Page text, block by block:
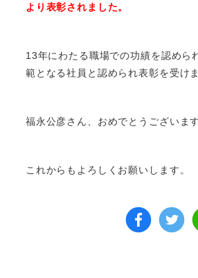
より表彰されました。
13年にわたる職場での功績を認めら
範となる社員と認められ表彰を受けま
福永公彦さん、おめでとうございます
これからもよろしくお願いします。